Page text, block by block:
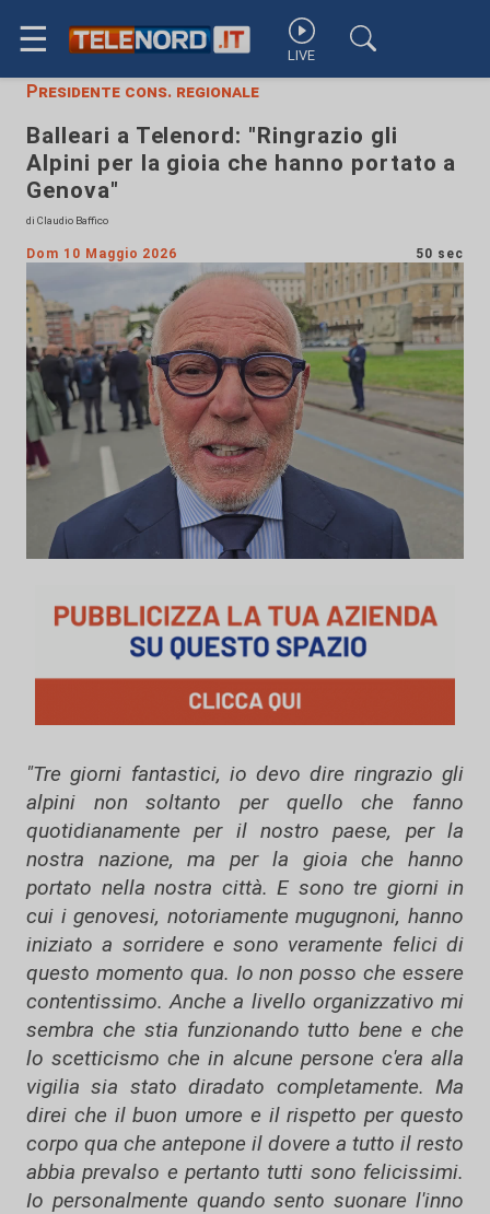
☰ LIVE
Presidente cons. regionale
Balleari a Telenord: "Ringrazio gli
Alpini per la gioia che hanno portato a
Genova"
di Claudio Baffico
Dom 10 Maggio 2026 50 sec
"Tre giorni fantastici, io devo dire ringrazio gli
alpini non soltanto per quello che fanno
quotidianamente per il nostro paese, per la
nostra nazione, ma per la gioia che hanno
portato nella nostra città. E sono tre giorni in
cui i genovesi, notoriamente mugugnoni, hanno
iniziato a sorridere e sono veramente felici di
questo momento qua. Io non posso che essere
contentissimo. Anche a livello organizzativo mi
sembra che stia funzionando tutto bene e che
lo scetticismo che in alcune persone c'era alla
vigilia sia stato diradato completamente. Ma
direi che il buon umore e il rispetto per questo
corpo qua che antepone il dovere a tutto il resto
abbia prevalso e pertanto tutti sono felicissimi.
Io personalmente quando sento suonare l'inno